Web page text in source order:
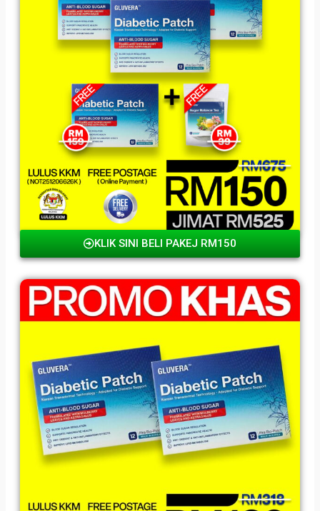
KLIK SINI BELI PAKEJ RM150